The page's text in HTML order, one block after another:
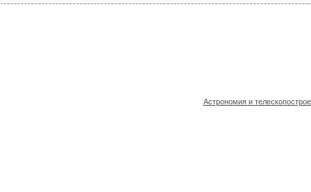
Астрономия и